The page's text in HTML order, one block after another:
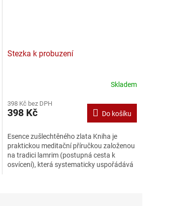
Stezka k probuzení
Skladem
398 Kč bez DPH
398 Kč Do košíku
Esence zušlechtěného zlata Kniha je
praktickou meditační příručkou založenou
na tradici lamrim (postupná cesta k
osvícení), která systematicky uspořádává